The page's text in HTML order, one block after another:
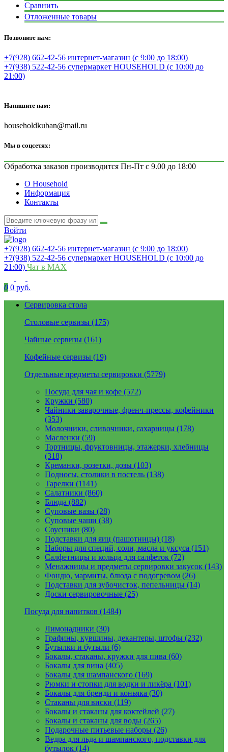
Сравнить
Отложенные товары
Позвоните нам:
+7(928) 662-42-56 интернет-магазин (с 9:00 до 18:00)
+7(938) 522-42-56 супермаркет HOUSEHOLD (с 10:00 до
21:00)
Напишите нам:
householdkuban@mail.ru
Мы в соцсетях:
Обработка заказов производится Пн-Пт с 9.00 до 18:00
О Household
Информация
Контакты
Войти
+7(928) 662-42-56 интернет-магазин (с 9:00 до 18:00)
+7(938) 522-42-56 супермаркет HOUSEHOLD (с 10:00 до
21:00) Чат в MAX
0 0 руб.
Сервировка стола
Столовые сервизы (175)
Чайные сервизы (161)
Кофейные сервизы (19)
Отдельные предметы сервировки (5779)
Посуда для чая и кофе (572)
Кружки (580)
Чайники заварочные, френч-прессы, кофейники
(353)
Молочники, сливочники, сахарницы (178)
Масленки (59)
Тортницы, фруктовницы, этажерки, хлебницы
(318)
Креманки, розетки, дозы (103)
Подносы, столики в постель (138)
Тарелки (1141)
Салатники (860)
Блюда (882)
Суповые вазы (28)
Суповые чаши (38)
Соусники (80)
Подставки для яиц (пашотницы) (18)
Наборы для специй, соли, масла и уксуса (151)
Салфетницы и кольца для салфеток (72)
Менажницы и предметы сервировки закусок (143)
Фондю, мармиты, блюда с подогревом (26)
Подставки для зубочисток, пепельницы (14)
Доски сервировочные (25)
Посуда для напитков (1484)
Лимонадники (30)
Графины, кувшины, декантеры, штофы (232)
Бутылки и бутыли (6)
Бокалы, стаканы, кружки для пива (60)
Бокалы для вина (405)
Бокалы для шампанского (169)
Рюмки и стопки для водки и ликёра (101)
Бокалы для бренди и коньяка (30)
Стаканы для виски (119)
Бокалы и стаканы для коктейлей (27)
Бокалы и стаканы для воды (265)
Подарочные питьевые наборы (26)
Ведра для льда и шампанского, подставки для
бутылок (14)